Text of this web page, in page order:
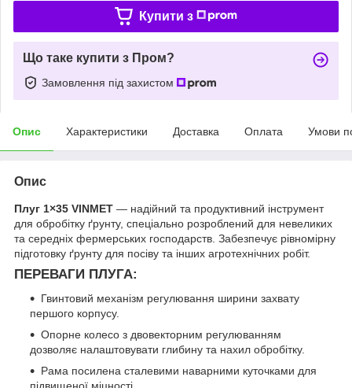
Купити з
Що таке купити з Пром?
Замовлення під захистом
Опис Характеристики Доставка Оплата Умови
Опис
Плуг 1×35 VINMET — надійний та продуктивний інструмент
для обробітку ґрунту, спеціально розроблений для невеликих
та середніх фермерських господарств. Забезпечує рівномірну
підготовку ґрунту для посіву та інших агротехнічних робіт.
ПЕРЕВАГИ ПЛУГА:
Гвинтовий механізм регулювання ширини захвату
першого корпусу.
Опорне колесо з двовекторним регулюванням
дозволяє налаштовувати глибину та нахил обробітку.
Рама посилена сталевими наварними куточками для
підвищеної міцності.